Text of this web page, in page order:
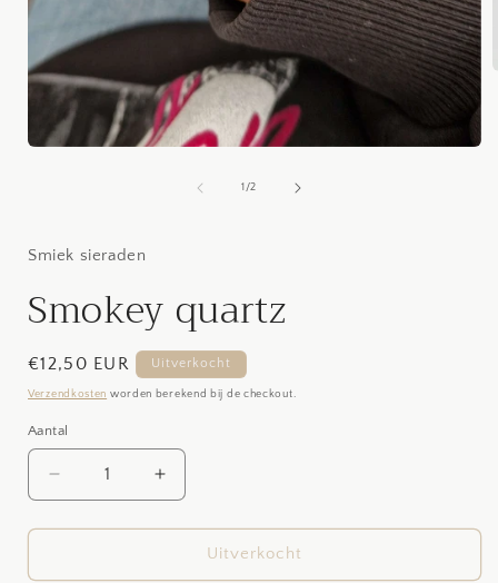
1/van
2
Smiek sieraden
Smokey quartz
Normale
prijs
€12,50 EUR Uitverkocht
Verzendkosten worden berekend bij de checkout.
Aantal
Aantal
Aantal
verlagen
voor
quartz
Aantal
verhogen
voor
Smokey
quartz
Uitverkocht